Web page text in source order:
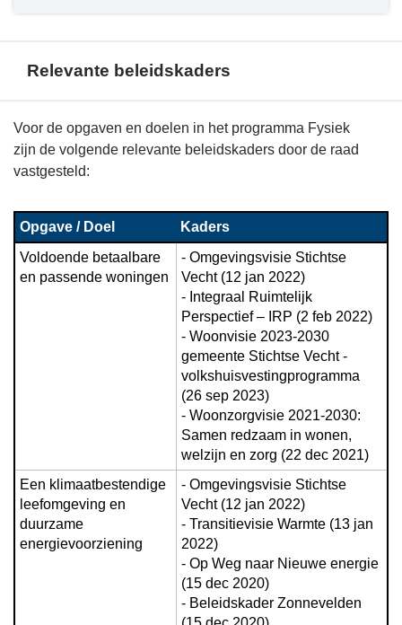
Relevante beleidskaders
Terug
naar
navigatie
Beleid
programma
Voor de opgaven en doelen in het programma Fysiek
zijn de volgende relevante beleidskaders door de raad
vastgesteld:
Opgave / Doel
Kaders
Voldoende betaalbare
en passende woningen
- Omgevingsvisie Stichtse
Vecht (12 jan 2022)
- Integraal Ruimtelijk
Perspectief – IRP (2 feb 2022)
- Woonvisie 2023-2030
gemeente Stichtse Vecht -
volkshuisvestingprogramma
(26 sep 2023)
- Woonzorgvisie 2021-2030:
Samen redzaam in wonen,
welzijn en zorg (22 dec 2021)
Een klimaatbestendige
leefomgeving en
duurzame
energievoorziening
- Omgevingsvisie Stichtse
Vecht (12 jan 2022)
- Transitievisie Warmte (13 jan
2022)
- Op Weg naar Nieuwe energie
(15 dec 2020)
- Beleidskader Zonnevelden